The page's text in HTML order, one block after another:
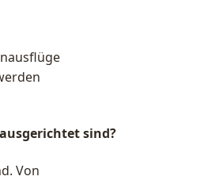
sind?
Von